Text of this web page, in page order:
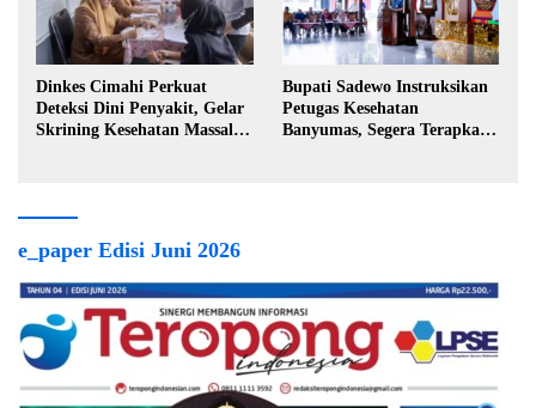
Dinkes Cimahi Perkuat
Deteksi Dini Penyakit, Gelar
Skrining Kesehatan Massal di
Bupati Sadewo Instruksikan
Petugas Kesehatan
Banyumas, Segera Terapkan
e_paper Edisi Juni 2026